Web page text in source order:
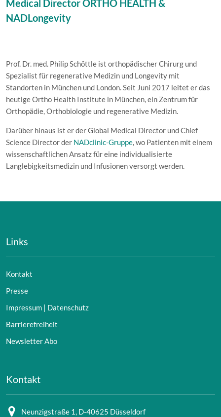
Medical Director ORTHO HEALTH &
NADLongevity
Prof. Dr. med. Philip Schöttle ist orthopädischer Chirurg und
Spezialist für regenerative Medizin und Longevity mit
Standorten in München und London. Seit Juni 2017 leitet er das
heutige Ortho Health Institute in München, ein Zentrum für
Orthopädie, Orthobiologie und regenerative Medizin.
Darüber hinaus ist er der Global Medical Director und Chief
Science Director der NADclinic-Gruppe, wo Patienten mit einem
wissenschaftlichen Ansatz für eine individualisierte
Langlebigkeitsmedizin und Infusionen versorgt werden.
Links
Kontakt
Presse
Impressum | Datenschutz
Barrierefreiheit
Newsletter Abo
Kontakt
Neunzigstraße 1, D-40625 Düsseldorf